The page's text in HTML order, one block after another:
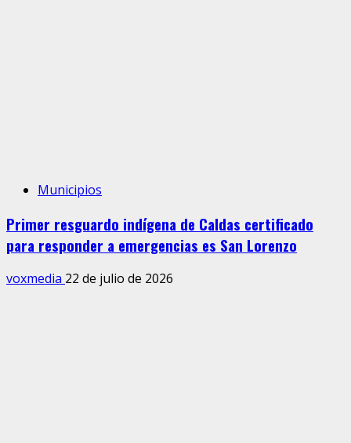
Municipios
Primer resguardo indígena de Caldas certificado
para responder a emergencias es San Lorenzo
voxmedia 22 de julio de 2026